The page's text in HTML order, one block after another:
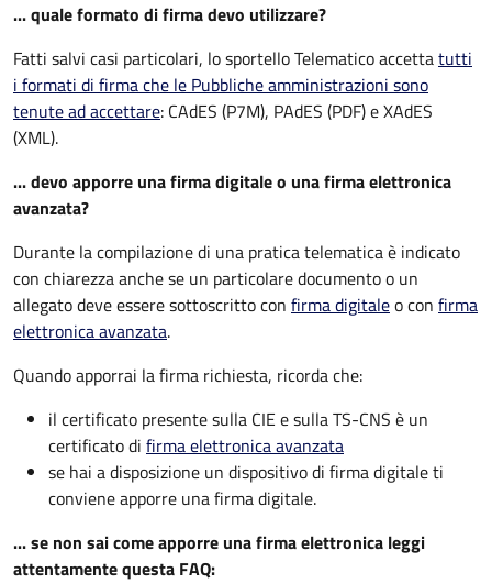
... quale formato di firma devo utilizzare?
Fatti salvi casi particolari, lo sportello Telematico accettatutti
i formati di firma che le Pubbliche amministrazioni sono
tenute ad accettare: CAdES (P7M), PAdES (PDF) e XAdES
(XML).
... devo apporre una firma digitale o una firma elettronica
avanzata?
Durante la compilazione di una pratica telematica è indicato
con chiarezza anche se un particolare documento o un
allegato deve essere sottoscritto con firma digitaleo con firma
elettronica avanzata.
Quando apporrai la firma richiesta, ricorda che:
il certificato presente sulla CIE e sulla TS-CNS è un
certificato di firma elettronica avanzata
se hai a disposizione un dispositivo di firma digitale ti
conviene apporre una firma digitale.
... se non sai come apporre una firma elettronica leggi
attentamente questa FAQ: